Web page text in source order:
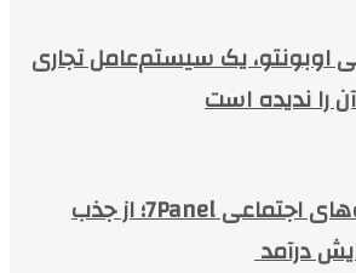
یک سیستم‌عامل تجاری
ندیده است
خدمات شبکه‌های اجتماعی 7Panel؛ از جذب
درآمد